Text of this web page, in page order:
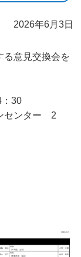
2026年6月3日
る意見交換会を
30
センター 2